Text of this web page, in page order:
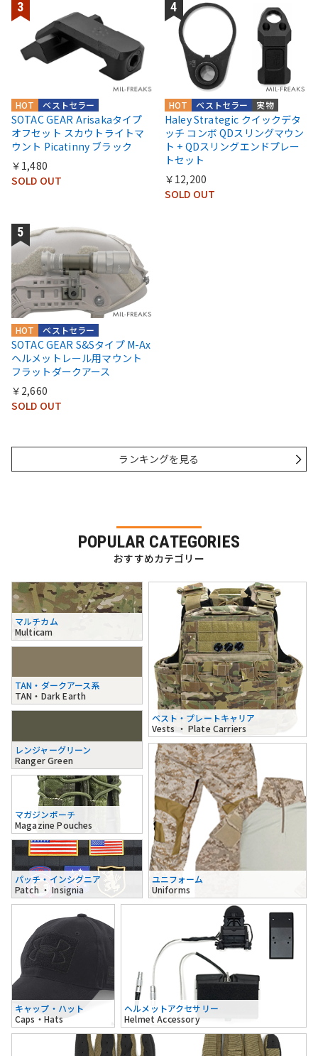
ベストセラー
HOT
SOTAC GEAR Arisakaタイプ
オフセット スカウトライトマ
ウント Picatinny ブラック
￥1,480
SOLD OUT
実物
ベストセラー
HOT
Haley Strategic クイックデタ
ッチ コンボ QDスリングマウン
ト + QDスリングエンドプレー
トセット
￥12,200
SOLD OUT
ベストセラー
HOT
SOTAC GEAR S&Sタイプ M-Ax
ヘルメットレール用マウント
フラットダークアース
￥2,660
SOLD OUT
ランキングを見る
POPULAR CATEGORIES
おすすめカテゴリー
マルチカム
Multicam
TAN・ダークアース系
TAN・Dark Earth
レンジャーグリーン
Ranger Green
ベスト・プレートキャリア
Vests ・ Plate Carriers
マガジンポーチ
Magazine Pouches
パッチ・インシグニア
Patch ・ Insignia
ユニフォーム
Uniforms
キャップ・ハット
Caps・Hats
ヘルメットアクセサリー
Helmet Accessory